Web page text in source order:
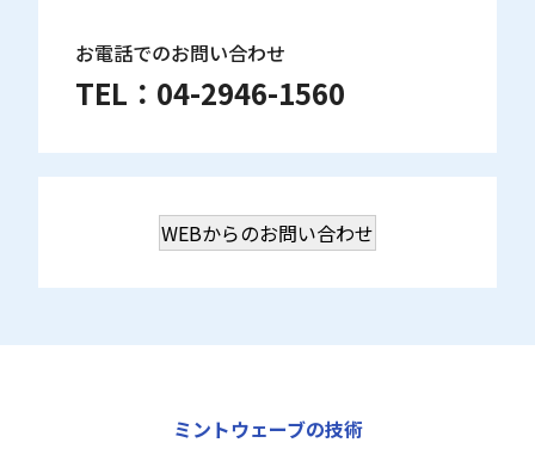
お電話でのお問い合わせ
TEL： 04-2946-1560
WEBからのお問い合わせ
ミントウェーブの技術